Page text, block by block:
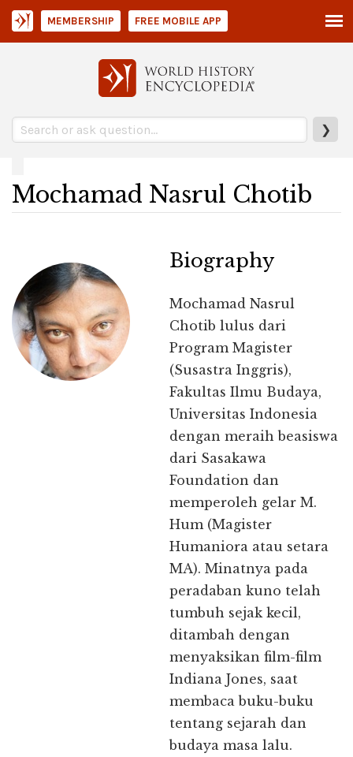
❯
MEMBERSHIP FREE MOBILE APP
Mochamad Nasrul Chotib
Biography
Mochamad Nasrul
Chotib lulus dari
Program Magister
(Susastra Inggris),
Fakultas Ilmu Budaya,
Universitas Indonesia
dengan meraih beasiswa
dari Sasakawa
Foundation dan
memperoleh gelar M.
Hum (Magister
Humaniora atau setara
MA). Minatnya pada
peradaban kuno telah
tumbuh sejak kecil,
ditambah dengan
menyaksikan film-film
Indiana Jones, saat
membaca buku-buku
tentang sejarah dan
budaya masa lalu.